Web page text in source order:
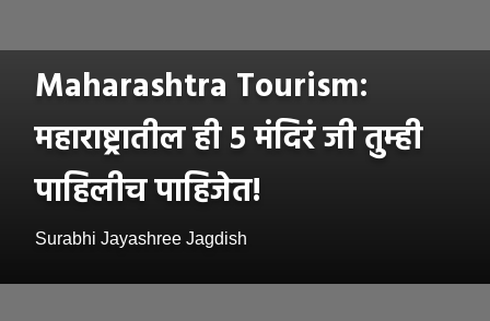
Maharashtra Tourism:
महाराष्ट्रातील ही ५ मंदिरं जी तुम्ही
पाहिलीच पाहिजेत!
Surabhi Jayashree Jagdish